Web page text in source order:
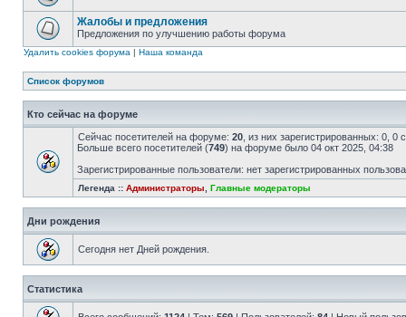
Жалобы и предложения
Предложения по улучшению работы форума
Удалить cookies форума | Наша команда
Список форумов
Кто сейчас на форуме
Сейчас посетителей на форуме: 20 , из них зарегистрированных: 0,
Больше всего посетителей (749) на форуме было 04 окт 2025, 04:38
Зарегистрированные пользователи: нет зарегистрированных
Легенда :: Администраторы Главные модераторы
Дни рождения
Сегодня нет Дней рождения.
Статистика